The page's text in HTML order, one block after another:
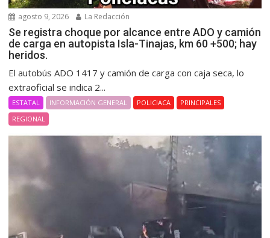
agosto 9, 2026 La Redacción
Se registra choque por alcance entre ADO y camión
de carga en autopista Isla-Tinajas, km 60 +500; hay
heridos.
El autobús ADO 1417 y camión de carga con caja seca, lo
extraoficial se indica 2...
ESTATAL INFORMACIÓN GENERAL POLICIACA
PRINCIPALES
REGIONAL